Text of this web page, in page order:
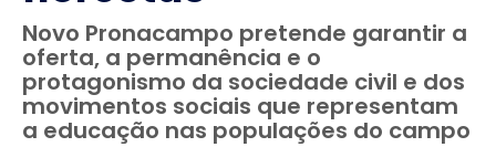
Novo Pronacampo pretende garantir a
oferta, a permanência e o
protagonismo da sociedade civil e dos
movimentos sociais que representam
a educação nas populações do campo